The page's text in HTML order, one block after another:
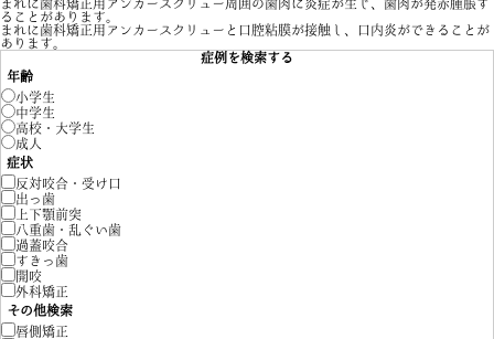
まれに歯科矯正用アンカースクリュー周囲の歯肉に炎症が生じ、歯肉が発赤腫脹す
ることがあります。
まれに歯科矯正用アンカースクリューと口腔粘膜が接触し、口内炎ができることが
あります。
症例を検索する
年齢
小学生
中学生
高校・大学生
成人
症状
反対咬合・受け口
出っ歯
上下顎前突
八重歯・乱ぐい歯
過蓋咬合
すきっ歯
開咬
外科矯正
その他検索
唇側矯正